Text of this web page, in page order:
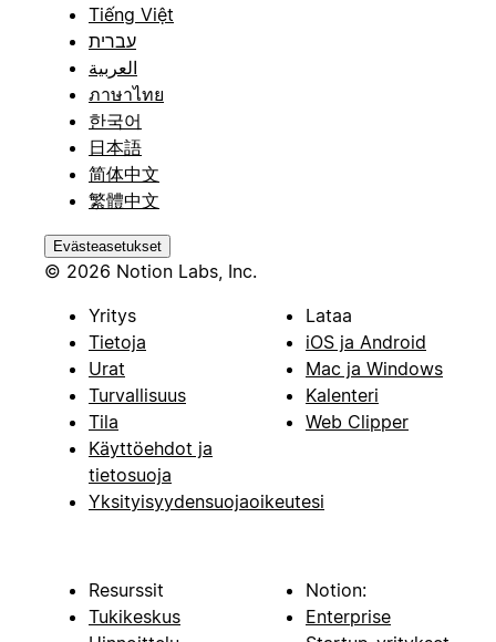
Tiếng Việt
עברית
العربية
ภาษาไทย
한국어
日本語
简体中文
繁體中文
Evästeasetukset
© 2026 Notion Labs, Inc.
Yritys
Tietoja
Urat
Turvallisuus
Tila
Käyttöehdot ja
tietosuoja
Yksityisyydensuojaoikeutesi
Lataa
iOS ja Android
Mac ja Windows
Kalenteri
Web Clipper
Resurssit
Tukikeskus
Notion:
Enterprise